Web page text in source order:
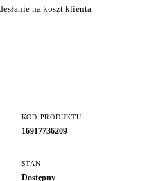
na koszt klienta
KOD PRODUKTU
16917736209
STAN
Dostępny